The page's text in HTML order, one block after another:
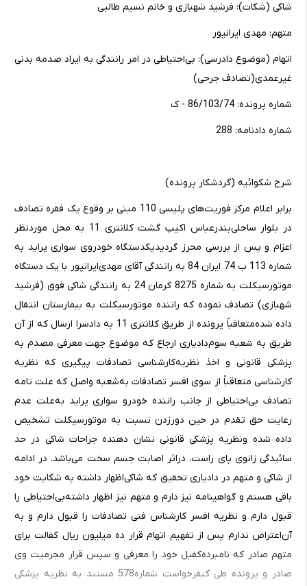
شاکی‌ (شکات‌): فرشید شهبازی‌ و خانم‌ نسیم‌ طالبی‌
متهم‌: مهدی‌ ایرانپور
اتهام‌ (موضوع‌ دادرسی‌): بی‌احتیاطی‌ در امر رانندگی‌ به‌ ایراد صدمه‌ بدنی‌
غیرعمدی‌(تصادف‌ جرحی‌)
شماره‌ پرونده‌: 86/103/74 - ک‌
شماره‌ دادنامه‌: 288
شرح‌ شکوائیه‌ (گردشکار پرونده‌)
برابر اعلام‌ مرکز فوریت‌های‌ پلیسی‌ 110 مبنی‌ بر وقوع‌ یک‌ فقره‌ تصادف‌
در بلوار ساحلی‌بندرعباس‌ اکیپ‌ گشت‌ کلانتری‌ 11 به‌ محل‌ موردنظر
اعزام‌ و پس‌ از بررسی‌ محرز گردیدیکدستگاه‌ خودروی‌ سواری‌ پراید به‌
شماره‌ 113 ب‌ 74 ایران‌ 84 به‌ رانندگی‌ آقای‌ مهدی‌ایرانپور با یک‌ دستگاه‌
موتورسیکلت‌ به‌ شماره‌ 8275 کرمان‌ 24 به‌ رانندگی‌ شاکی‌ فوق (فرشید
شهبازی‌) تصادف‌ نموده‌ که‌ راننده‌ موتورسیکلت‌ به‌ بیمارستان‌ انتقال‌
داده‌ شده‌متعاقباً پرونده‌ از طریق‌ کلانتری‌ 11 به‌ دادسرا ارسال‌ که‌ از آن‌
طریق‌ به‌ شعبه‌ سوم‌دادیاری‌ ارجاع‌ که‌ موضوع‌ جهت‌ معرفی‌ مصدم‌ به‌
پزشکی‌ قانونی‌ و اخذ نظریه‌کارشناسی‌ تصادفات‌ پیگیری‌ که‌ نظریه‌
کارشناسی‌ متعاقباً از سوی‌ افسر تصادفات‌ به‌شعبه‌ واصل‌ که‌ علت‌ تامه‌
تصادف‌ بی‌احتیاطی‌ از جانب‌ راننده‌ خودرو سواری‌ پراید به‌علت‌ عدم‌
رعایت‌ حق‌ تقدم‌ در حین‌ دورزدن‌ نسبت‌ به‌ موتورسیکلت‌ تشخیص‌
داده‌ شده‌ ونظریه‌ پزشکی‌ قانونی‌ نشان‌ دهنده‌ جراحات‌ شاکی‌ در حد
سائیدگی‌ زانوی‌ پای‌ راست‌، دراثر اصابت‌ جسم‌ سخت‌ می‌باشد. در ادامه‌
از شاکی‌ و متهم‌ در دادیاری‌ تحقیق‌ که‌ شاکی‌اظهار داشته‌ به‌ شکایت‌ خود
باقی‌ هستم‌ و گواهینامه‌ نیز دارم‌ و متهم‌ نیز اظهار داشته‌بی‌احتیاطی‌ را
قبول‌ دارم‌ و نظریه‌ افسر کارشناس‌ فنی‌ تصادفات‌ را قبول‌ دارم‌ و به‌
آن‌اعتراض‌ ندارم‌ پس‌ از تفهیم‌ اتهام‌ قرار ده‌ میلیون‌ ریال‌ کفالت‌ برای‌
متهم‌ صادر که‌ نامبرده‌کفیل‌ خود را معرفی‌ و سپس‌ قرار مجرمیت‌ وی‌
صادر و پرونده‌ طی‌ کیفرخواست‌ شماره‌578 مستند به‌ نظریه‌ پزشکی‌